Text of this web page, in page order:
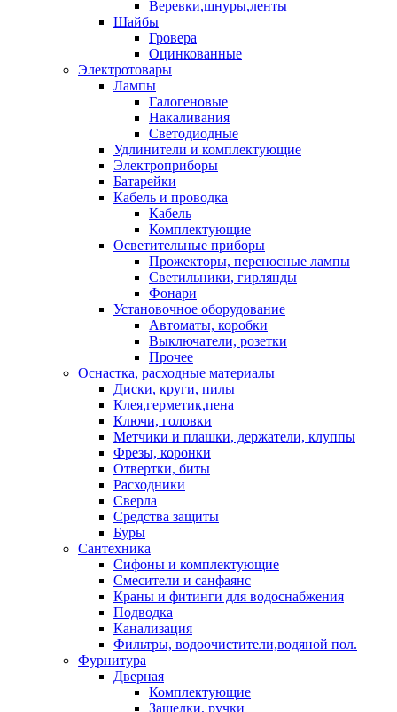
Веревки,шнуры,ленты
Шайбы
Гровера
Оцинкованные
Электротовары
Лампы
Галогеновые
Накаливания
Светодиодные
Удлинители и комплектующие
Электроприборы
Батарейки
Кабель и проводка
Кабель
Комплектующие
Осветительные приборы
Прожекторы, переносные лампы
Светильники, гирлянды
Фонари
Установочное оборудование
Автоматы, коробки
Выключатели, розетки
Прочее
Оснастка, расходные материалы
Диски, круги, пилы
Клея,герметик,пена
Ключи, головки
Метчики и плашки, держатели, клуппы
Фрезы, коронки
Отвертки, биты
Расходники
Сверла
Средства защиты
Буры
Сантехника
Сифоны и комплектующие
Смесители и санфаянс
Краны и фитинги для водоснабжения
Подводка
Канализация
Фильтры, водоочистители,водяной пол.
Фурнитура
Дверная
Комплектующие
Защелки, ручки